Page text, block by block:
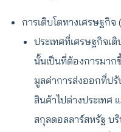
การเติบโตทางเศรษฐกิ
ประเทศที่เศรษฐกิจเ
นั้นเป็นที่ต้องการมาก
มูลค่าการส่งออกที่ปรั
สินค้าไปต่างประเทศ
สกุลดอลลาร์สหรัฐ บ